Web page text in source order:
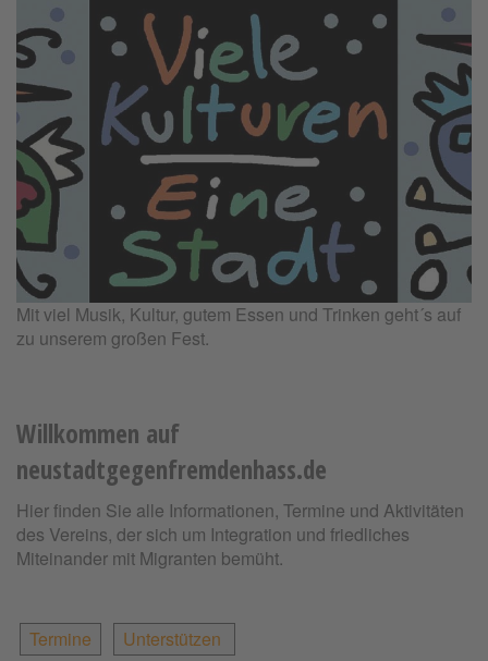
Mit viel Musik, Kultur, gutem Essen und Trinken geht´s auf
zu unserem großen Fest.
Willkommen auf
neustadtgegenfremdenhass.de
Hier finden Sie alle Informationen, Termine und Aktivitäten
des Vereins, der sich um Integration und friedliches
Miteinander mit Migranten bemüht.
Termine Unterstützen